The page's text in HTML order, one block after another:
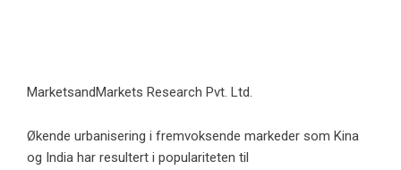
MarketsandMarkets Research Pvt. Ltd.
Økende urbanisering i fremvoksende markeder som Kina
og India har resultert i populariteten til